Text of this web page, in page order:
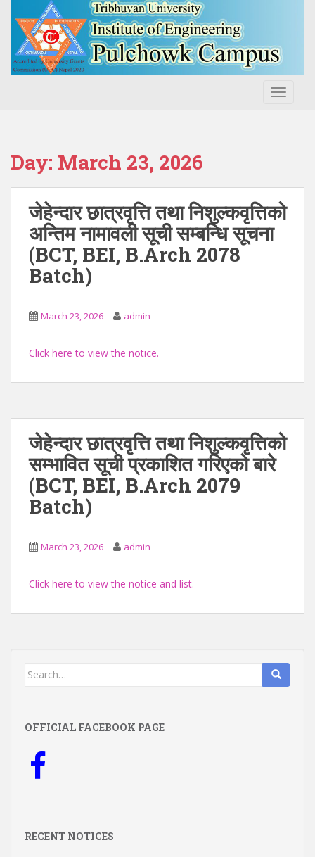
Day: March 23, 2026
जेहेन्दार छात्रवृत्ति तथा निशुल्कवृत्तिको
अन्तिम नामावली सूची सम्बन्धि सूचना
(BCT, BEI, B.Arch 2078
Batch)
March 23, 2026 admin
Click here to view the notice.
जेहेन्दार छात्रवृत्ति तथा निशुल्कवृत्तिको
सम्भावित सूची प्रकाशित गरिएको बारे
(BCT, BEI, B.Arch 2079
Batch)
March 23, 2026 admin
Click here to view the notice and list.
Search
OFFICIAL FACEBOOK PAGE
RECENT NOTICES